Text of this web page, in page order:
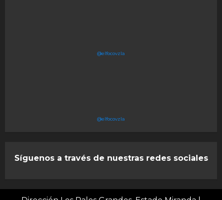
@elfocovzla
@elfocovzla
Síguenos a través de nuestras redes sociales